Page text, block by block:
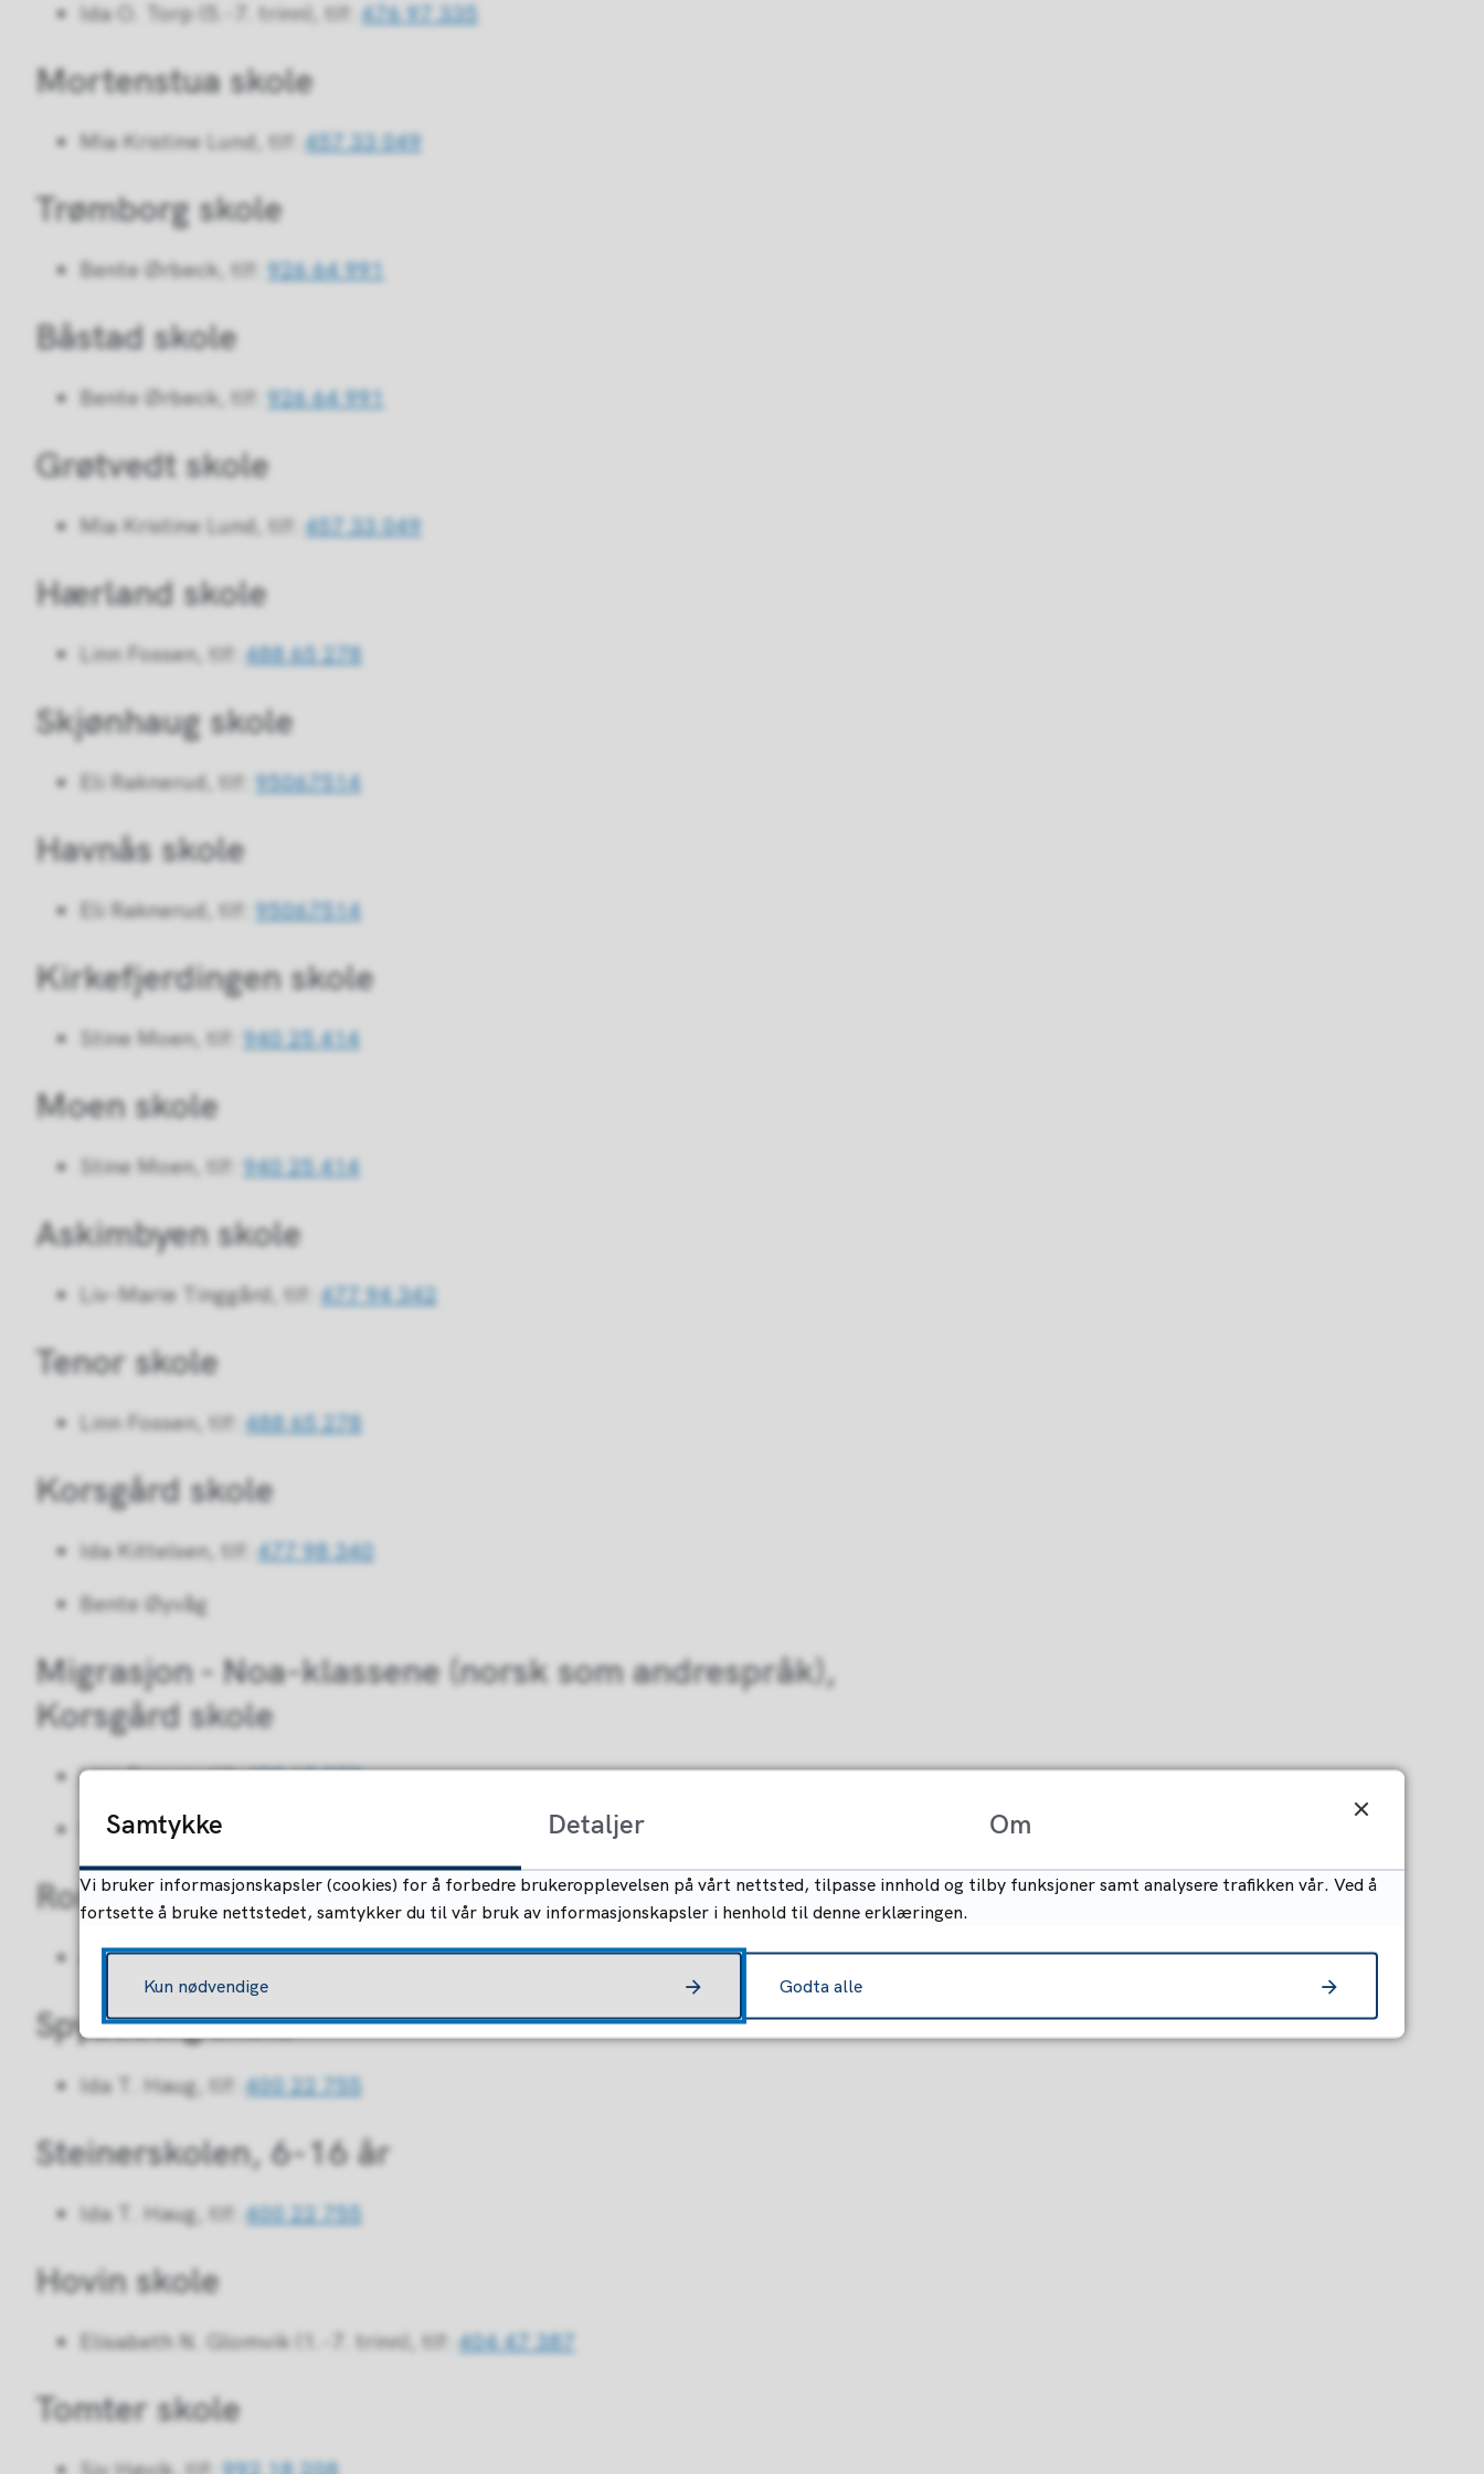
Ida O. Torp (5.-7. trinn), tlf:476 97 335
Mortenstua skole
Mia Kristine Lund, tlf:457 33 049
Trømborg skole
Bente Ørbeck, tlf: 926 64 991
Båstad skole
Bente Ørbeck, tlf: 926 64 991
Grøtvedt skole
Mia Kristine Lund, tlf:457 33 049
Hærland skole
Linn Fossen, tlf:488 65 278
Skjønhaug skole
Eli Raknerud, tlf: 95067514
Havnås skole
Eli Raknerud, tlf: 95067514
Kirkefjerdingen skole
Stine Moen, tlf: 940 25 414
Moen skole
Stine Moen, tlf: 940 25 414
Askimbyen skole
Liv-Marie Tinggård, tlf:477 94 342
Tenor skole
Linn Fossen, tlf:488 65 278
Korsgård skole
Ida Kittelsen, tlf:477 98 340
Bente Øyvåg
Migrasjon - Noa-klassene (norsk som andrespråk),
Korsgård skole
Linn Fossen, tlf:488 65 278
Liv-Marie Tinggård
Rom skole
Anette Kjeserud, tlf:476 98 897
Spydeberg skole
Ida T. Haug, tlf:400 22 755
Steinerskolen, 6-16 år
Ida T. Haug, tlf:400 22 755
Hovin skole
Elisabeth N. Glomvik (1.-7. trinn), tlf:404 47 387
Tomter skole
Samtykke Detaljer Om
Vi bruker informasjonskapsler (cookies) for å forbedre brukeropplevelsen på vårt nettsted, tilpasse innhold og tilby funksjoner samt analysere trafikken vår. Ved å
fortsette å bruke nettstedet, samtykker du til vår bruk av informasjonskapsler i henhold til denne erklæringen.
Kun nødvendige Godta alle